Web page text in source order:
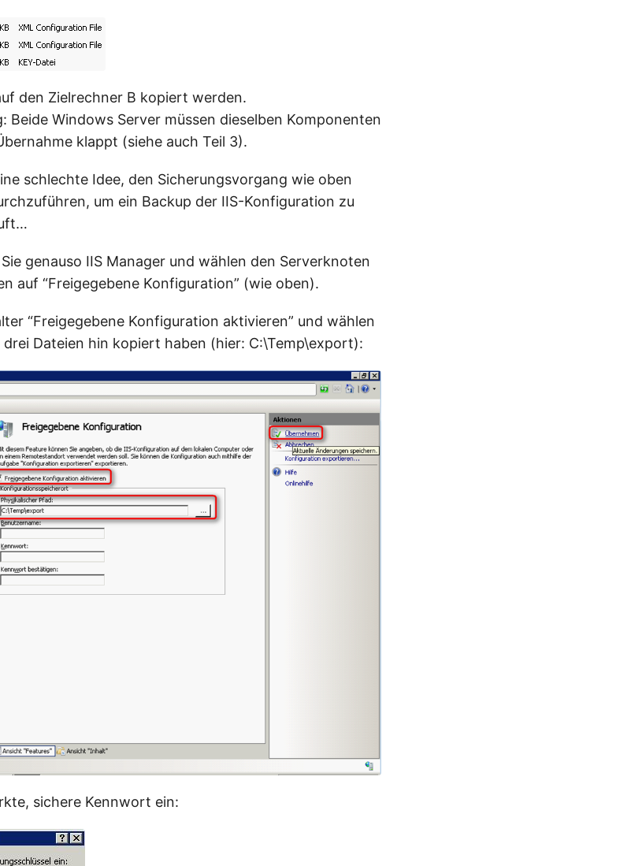
den Zielrechner B kopiert werden.
Beide Windows Server müssen dieselben Komponenten
klappt (siehe auch Teil 3).
schlechte Idee, den Sicherungsvorgang wie oben
um ein Backup der IIS-Konfiguration zu
genauso IIS Manager und wählen den Serverknoten
auf “Freigegebene Konfiguration” (wie oben).
“Freigegebene Konfiguration aktivieren” und wählen
drei Dateien hin kopiert haben (hier: C:\Temp\export):
sichere Kennwort ein: